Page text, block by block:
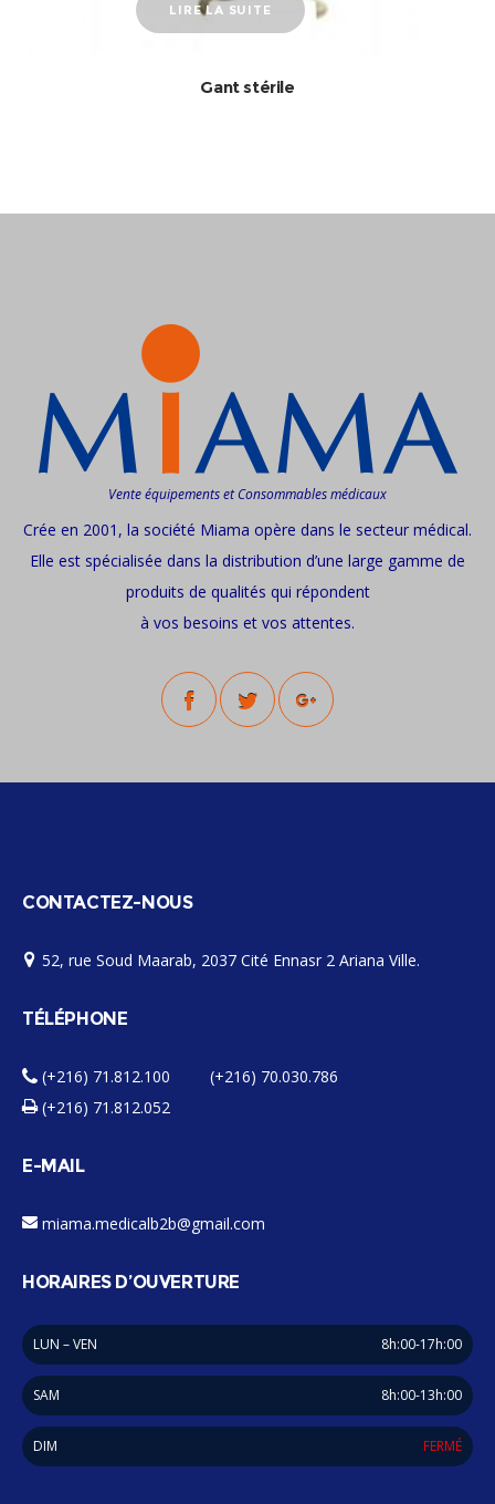
LIRE LA SUITE
Gant stérile
Vente équipements et Consommables médicaux
Crée en 2001, la société Miama opère dans le secteur médical.
Elle est spécialisée dans la distribution d’une large gamme de
produits de qualités qui répondent
à vos besoins et vos attentes.
CONTACTEZ-NOUS
52, rue Soud Maarab, 2037 Cité Ennasr 2 Ariana Ville.
TÉLÉPHONE
(+216) 71.812.100 (+216) 70.030.786
(+216) 71.812.052
E-MAIL
miama.medicalb2b@gmail.com
HORAIRES D’OUVERTURE
LUN – VEN 8h:00-17h:00
SAM 8h:00-13h:00
DIM FERMÉ